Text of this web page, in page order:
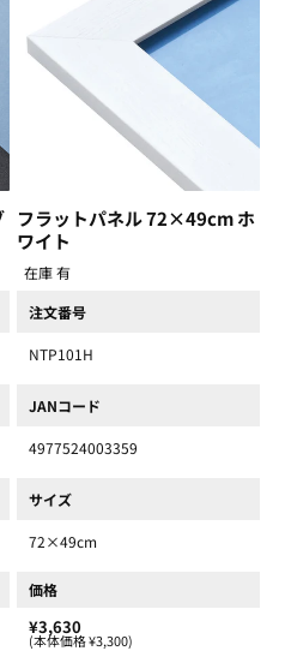
フラットパネル 72×49cm ホ
ワイト
在庫 有
注文番号
NTP101H
JANコード
4977524003359
サイズ
72×49cm
価格
¥3,630
(本体価格 ¥3,300)